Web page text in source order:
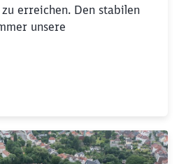
erreichen. Den stabilen
unsere